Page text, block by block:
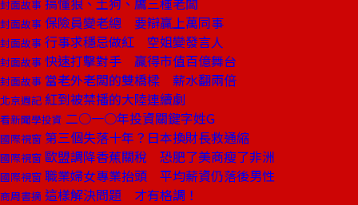
封面故事
封面故事 保險員變老總 要辯贏上萬同事
封面故事 行事求穩忌做紅 空姐變發言人
封面故事 快速打擊對手 贏得市值百億舞台
封面故事 當老外老闆的雙橋樑 薪水翻兩倍
北京週記 紅到被禁播的大陸連續劇
看新聞學投資 二○一○年投資關鍵字姓G
國際視窗 第三個失落十年？日本換財長救通縮
國際視窗 歐盟調降香蕉關稅 恐肥了美商瘦了非洲
國際視窗 職業婦女專業抬頭 平均薪資仍落後男性
商周書摘 這樣解決問題 才有格調！